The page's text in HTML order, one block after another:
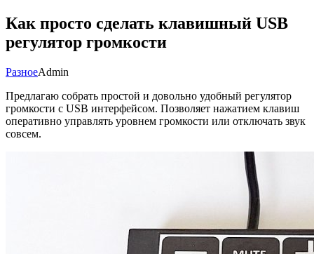
Как просто сделать клавишный USB
регулятор громкости
РазноеAdmin
Предлагаю собрать простой и довольно удобный регулятор
громкости с USB интерфейсом. Позволяет нажатием клавиш
оперативно управлять уровнем громкости или отключать звук
совсем.